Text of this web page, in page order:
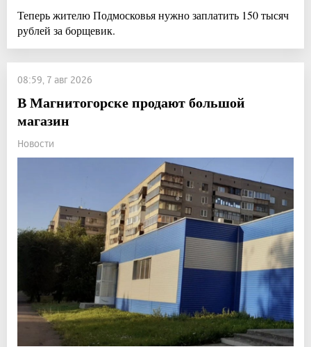
Теперь жителю Подмосковья нужно заплатить 150 тысяч
рублей за борщевик.
08:59, 7 авг 2026
В Магнитогорске продают большой
магазин
Новости